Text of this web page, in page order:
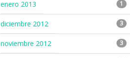
enero 2013 1
diciembre 2012 3
noviembre 2012 3